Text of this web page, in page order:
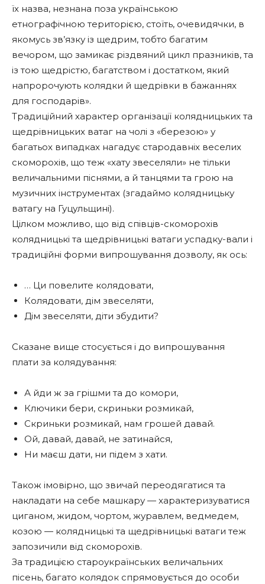
їх назва, незнана поза українською
етнографічною територією, стоїть, очевидячки, в
якомусь зв’язку із щедрим, тобто багатим
вечором, що замикає різдвяний цикл празників, та
із тою щедрістю, багатством і достатком, який
напророчують колядки й щедрівки в бажаннях
для господарів».
Традиційний характер організації колядницьких та
щедрівницьких ватаг на чолі з «березою» у
багатьох випадках нагадує стародавніх веселих
скоморохів, що теж «хату звеселяли» не тільки
величальними піснями, а й танцями та грою на
музичних інструментах (згадаймо колядницьку
ватагу на Гуцульщині).
Цілком можливо, що від співців-скоморохів
колядницькі та щедрівницькі ватаги успадку-вали і
традиційні форми випрошування дозволу, як ось:
… Ци повелите колядовати,
Колядовати, дім звеселяти,
Дім звеселяти, діти збудити?
Сказане вище стосується і до випрошування
плати за колядування:
А йди ж за грішми та до комори,
Ключики бери, скриньки розмикай,
Скриньки розмикай, нам грошей давай.
Ой, давай, давай, не затинайся,
Ни маєш дати, ни підем з хати.
Також імовірно, що звичай переодягатися та
накладати на себе машкару — характеризуватися
циганом, жидом, чортом, журавлем, ведмедем,
козою — колядницькі та щедрівницькі ватаги теж
запозичили від скоморохів.
За традицією староукраїнських величальних
пісень, багато колядок спрямовується до особи